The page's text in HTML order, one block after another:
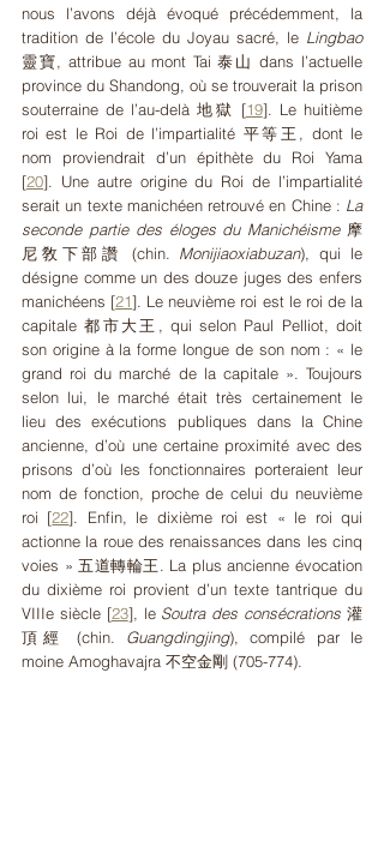
nous l’avons déjà évoqué précédemment, la
tradition de l’école du Joyau sacré, le
Lingbao
靈寶, attribue au mont Tai 泰山 dans l’actuelle
province du Shandong, où se trouverait la prison
souterraine de l’au-delà 地獄 [19]. Le huitième
roi est le Roi de l’impartialité 平等王, dont le
[20] . Une autre origine du Roi de l’impartialité
serait un texte manichéen retrouvé en Chine : La
seconde partie des éloges du Manichéisme 摩
尼敎下部讚 (chin. Monijiaoxiabuzan), qui le
désigne comme un des douze juges des enfers
manichéens [21] . Le neuvième roi est le roi de la
capitale 都市大王, qui selon Paul Pelliot, doit
son origine à la forme longue de son nom : « le
grand roi du marché de la capitale ». Toujours
selon lui, le marché était très certainement le
lieu des exécutions publiques dans la Chine
ancienne, d’où une certaine proximité avec des
prisons d’où les fonctionnaires porteraient leur
nom de fonction, proche de celui du neuvième
roi [22] . Enfin, le dixième roi est « le roi qui
actionne la roue des renaissances dans les cinq
voies » 五道轉輪王. La plus ancienne évocation
du dixième roi provient d’un texte tantrique du
VIIIe siècle [23], le Soutra des consécrations 灌
頂經 (chin. Guangdingjing), compilé par le
moine Amoghavajra 不空金剛 (705-774).